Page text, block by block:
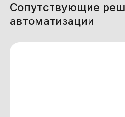
Сопутствующие
автоматизации